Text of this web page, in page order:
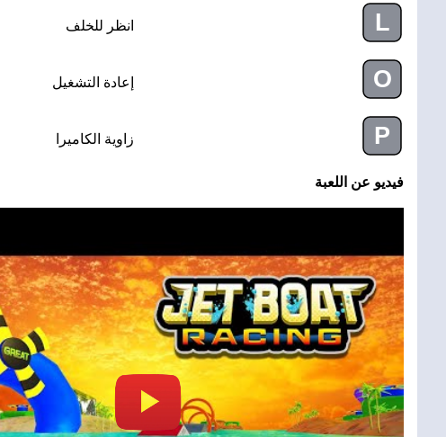
L انظر للخلف
O إعادة التشغيل
P زاوية الكاميرا
فيديو عن اللعبة